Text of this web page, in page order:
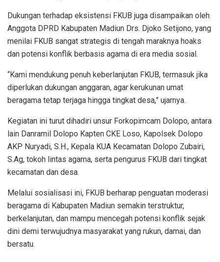
Dukungan terhadap eksistensi FKUB juga disampaikan oleh
Anggota DPRD Kabupaten Madiun Drs. Djoko Setijono, yang
menilai FKUB sangat strategis di tengah maraknya hoaks
dan potensi konflik berbasis agama di era media sosial.
“Kami mendukung penuh keberlanjutan FKUB, termasuk jika
diperlukan dukungan anggaran, agar kerukunan umat
beragama tetap terjaga hingga tingkat desa,” ujarnya.
Kegiatan ini turut dihadiri unsur Forkopimcam Dolopo, antara
lain Danramil Dolopo Kapten CKE Loso, Kapolsek Dolopo
AKP Nuryadi, S.H., Kepala KUA Kecamatan Dolopo Zubairi,
S.Ag, tokoh lintas agama, serta pengurus FKUB dari tingkat
kecamatan dan desa.
Melalui sosialisasi ini, FKUB berharap penguatan moderasi
beragama di Kabupaten Madiun semakin terstruktur,
berkelanjutan, dan mampu mencegah potensi konflik sejak
dini demi terwujudnya masyarakat yang rukun, damai, dan
bersatu.